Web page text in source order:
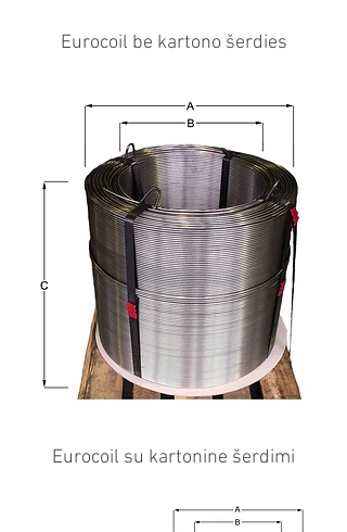
Eurocoil be kartono šerdies
Eurocoil su kartonine šerdimi